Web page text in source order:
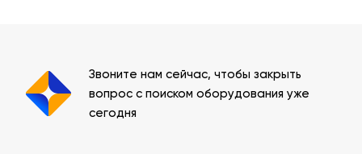
Звоните нам сейчас, чтобы закрыть
вопрос с поиском оборудования уже
сегодня